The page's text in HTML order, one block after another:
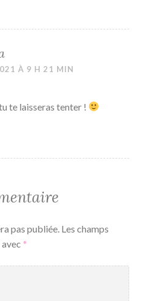
À 9 H 21 MIN
te laisseras tenter !
pas publiée. Les champs
*